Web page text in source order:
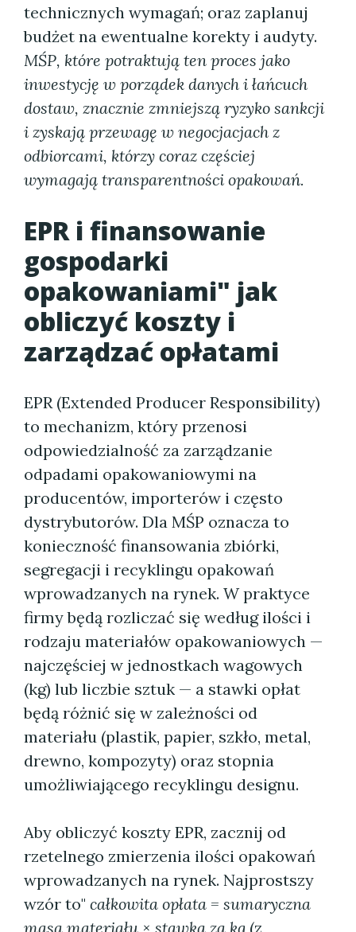
technicznych wymagań; oraz zaplanuj
budżet na ewentualne korekty i audyty.
MŚP, które potraktują ten proces jako
inwestycję w porządek danych i łańcuch
dostaw, znacznie zmniejszą ryzyko sankcji
i zyskają przewagę w negocjacjach z
odbiorcami, którzy coraz częściej
wymagają transparentności opakowań.
EPR i finansowanie
gospodarki
opakowaniami" jak
obliczyć koszty i
zarządzać opłatami
EPR (Extended Producer Responsibility)
to mechanizm, który przenosi
odpowiedzialność za zarządzanie
odpadami opakowaniowymi na
producentów, importerów i często
dystrybutorów. Dla MŚP oznacza to
konieczność finansowania zbiórki,
segregacji i recyklingu opakowań
wprowadzanych na rynek. W praktyce
firmy będą rozliczać się według ilości i
rodzaju materiałów opakowaniowych —
najczęściej w jednostkach wagowych
(kg) lub liczbie sztuk — a stawki opłat
będą różnić się w zależności od
materiału (plastik, papier, szkło, metal,
drewno, kompozyty) oraz stopnia
umożliwiającego recyklingu designu.
Aby obliczyć koszty EPR, zacznij od
rzetelnego zmierzenia ilości opakowań
wprowadzanych na rynek. Najprostszy
wzór to" całkowita opłata = sumaryczna
masa materiału × stawka za kg (z